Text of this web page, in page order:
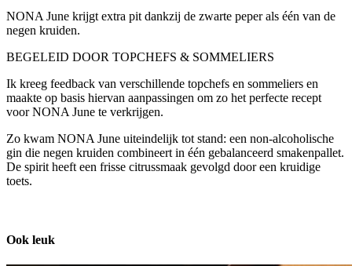
NONA June krijgt extra pit dankzij de zwarte peper als één van de
negen kruiden.
BEGELEID DOOR TOPCHEFS & SOMMELIERS
Ik kreeg feedback van verschillende topchefs en sommeliers en
maakte op basis hiervan aanpassingen om zo het perfecte recept
voor NONA June te verkrijgen.
Zo kwam NONA June uiteindelijk tot stand: een non-alcoholische
gin die negen kruiden combineert in één gebalanceerd smakenpallet.
De spirit heeft een frisse citrussmaak gevolgd door een kruidige
toets.
Ook leuk